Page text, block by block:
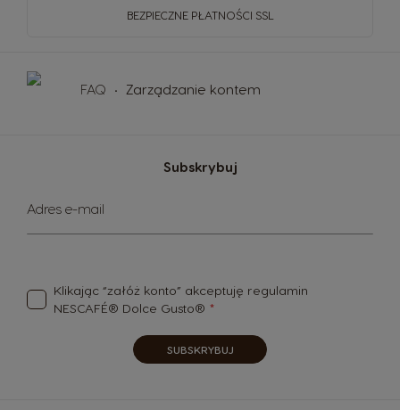
BEZPIECZNE PŁATNOŚCI SSL
FAQ Zarządzanie kontem
Subskrybuj
Subskrybuj
nasz
newsletter:
Adres e-mail
Klikając “załóż konto” akceptuję regulamin
NESCAFÉ® Dolce Gusto®
SUBSKRYBUJ